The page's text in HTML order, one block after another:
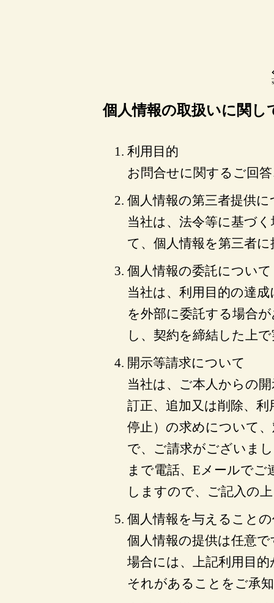
個人情報の取扱いに関し
利用目的
お問合せに関するご回
個人情報の第三者提供に
当社は、法令等に基づ
て、個人情報を第三者
個人情報の委託について
当社は、利用目的の達
を外部に委託する場合
し、契約を締結した上
開示等請求について
当社は、ご本人からの
訂正、追加又は削除、
停止）の求めについて
で、ご請求がございま
まで電話、Eメールでご
しますので、ご記入の
個人情報を与えること
個人情報の提供は任意
場合には、上記利用目
それがあることをご承